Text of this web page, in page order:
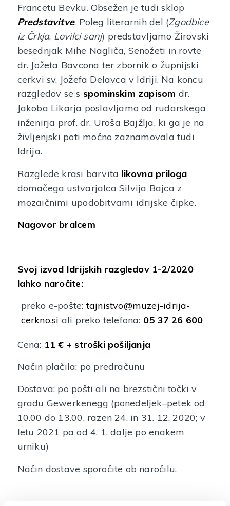
Francetu Bevku. Obsežen je tudi sklop
Predstavitve. Poleg literarnih del (Zgodbice
iz Črkja, Lovilci sanj) predstavljamo Žirovski
besednjak Mihe Nagliča, Senožeti in rovte
dr. Jožeta Bavcona ter zbornik o župnijski
cerkvi sv. Jožefa Delavca v Idriji. Na koncu
razgledov se s spominskim zapisom dr.
Jakoba Likarja poslavljamo od rudarskega
inženirja prof. dr. Uroša Bajžlja, ki ga je na
življenjski poti močno zaznamovala tudi
Idrija.
Razglede krasi barvita likovna priloga
domačega ustvarjalca Silvija Bajca z
mozaičnimi upodobitvami idrijske čipke.
Nagovor bralcem
Svoj izvod Idrijskih razgledov 1-2/2020
lahko naročite:
preko e-pošte:tajnistvo@muzej-idrija-
cerkno.si ali preko telefona: 05 37 26 600
Cena: 11 € + stroški pošiljanja
Način plačila: po predračunu
Dostava: po pošti ali na brezstični točki v
gradu Gewerkenegg (ponedeljek–petek od
10.00 do 13.00, razen 24. in 31. 12. 2020; v
letu 2021 pa od 4. 1. dalje po enakem
urniku)
Način dostave sporočite ob naročilu.